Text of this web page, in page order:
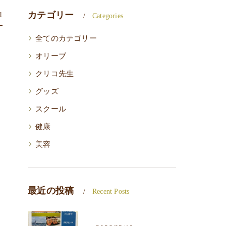
カテゴリー Categories
全てのカテゴリー
オリーブ
クリコ先生
グッズ
スクール
健康
美容
最近の投稿 Recent Posts